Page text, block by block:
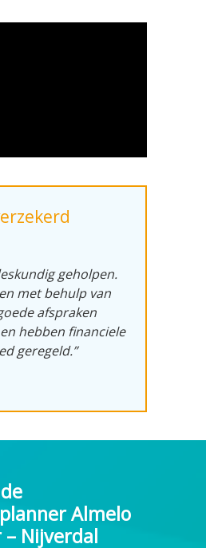
geholpen.
met behulp van
afspraken
hebben financiele
geregeld.”
Almelo
– Nijverdal